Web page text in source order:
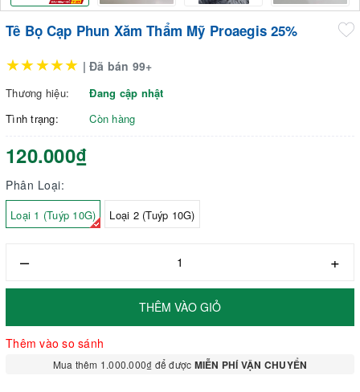
Tê Bọ Cạp Phun Xăm Thẩm Mỹ Proaegis 25%
★★★★★ | Đã bán 99+
Thương hiệu:
Đang cập nhật
Tình trạng:
Còn hàng
120.000₫
Phân Loại:
Loại 1 (Tuýp 10G) Loại 2 (Tuýp 10G)
– +
THÊM VÀO GIỎ
Thêm vào so sánh
Mua thêm 1.000.000₫ để được MIỄN PHÍ VẬN CHUYỂN